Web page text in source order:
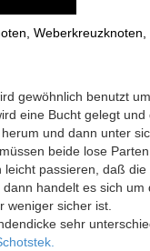
gewöhnlich benutzt
eine Bucht gelegt
und dann unter
beide lose
leicht passieren, daß
dann handelt es sich
weniger sicher ist.
sehr